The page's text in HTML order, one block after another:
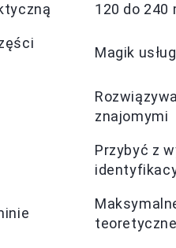
120 do 240
Magik
znajomymi
Przybyć z